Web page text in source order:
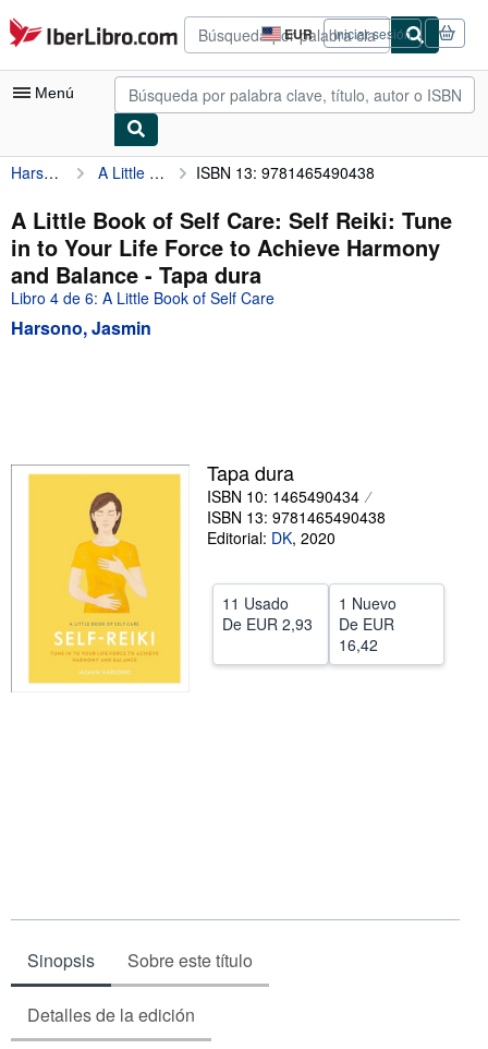
Pasar al contenido principal
IberLibro.com EUR
Preferencias
de
compra
del
Iniciar sesión
Menú
Mi cuenta
Consultar mis pedidos
Búsqueda avanzada
Colecciones
Libros antiguos
Ayuda
CERRAR
Harsono, Jasmin A Little Book of Self Care: Self Reiki: Tune in to Your Life Force to Achieve Harmony and Balance ISBN 13: 9781465490438
A Little Book of Self Care: Self Reiki: Tune
in to Your Life Force to Achieve Harmony
and Balance - Tapa dura
Libro 4 de 6: A Little Book of Self Care
Harsono, Jasmin
Tapa dura
ISBN 10: 1465490434
ISBN 13: 9781465490438
Editorial: DK, 2020
11 Usado
De EUR 2,93
1 Nuevo
De EUR
16,42
Sinopsis Sobre este título
Detalles de la edición